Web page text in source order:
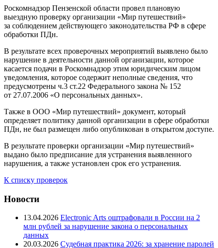
Роскомнадзор Пензенской области провел плановую
выездную проверку организации «Мир путешествий»
за соблюдением действующего законодательства РФ в сфере
обработки ПДн.
В результате всех проверочных мероприятий выявлено было
нарушение в деятельности данной организации, которое
касается подачи в Роскомнадзор этим юридическим лицом
уведомления, которое содержит неполные сведения, что
предусмотрены ч.3 ст.22 Федерального закона № 152
от 27.07.2006 «О персональных данных».
Также в ООО «Мир путешествий» документ, который
определяет политику данной организации в сфере обработки
ПДн, не был размещен либо опубликован в открытом доступе.
В результате проверки организации «Мир путешествий»
выдано было предписание для устранения выявленного
нарушения, а также установлен срок его устранения.
К списку проверок
Новости
13.04.2026 Electronic Arts оштрафовали в России на 2
млн рублей за нарушение закона о персональных
данных
20.03.2026 Судебная практика 2026: за хранение паролей